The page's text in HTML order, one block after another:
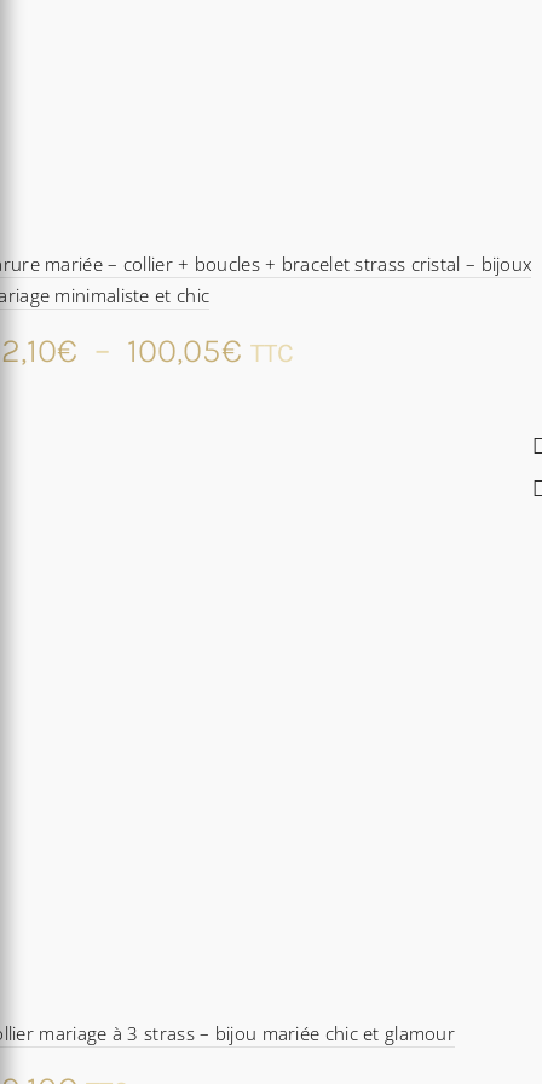
mariée – collier + boucles + bracelet strass cristal – bijoux
minimaliste et chic
€ – 100,05€ Plage
TTC
mariage à 3 strass – bijou mariée chic et glamour